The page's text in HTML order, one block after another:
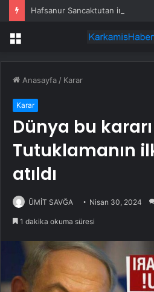
Hafsanur Sancaktutan imaj
Menü
Anasayfa / Karar
Karar
Dünya bu
Tutuklamanın
atıldı
ÜMİT SAVĞA Nisan 30, 2024
1 dakika okuma süresi